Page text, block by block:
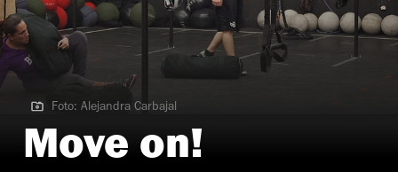
Foto: Alejandra Carbajal
Foto: Alejandra Carbajal
Move on!